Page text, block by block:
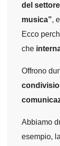
del settore
musica”,
Ecco
che
Offrono
Abbiamo
esempio, la